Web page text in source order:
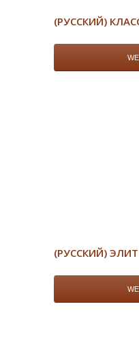
(РУССКИЙ)
(РУССКИЙ) ЭЛИТ